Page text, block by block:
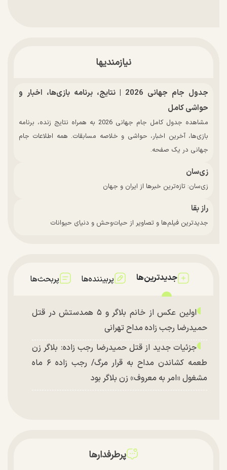
نیازمندیها
جدول جام جهانی 2026 | نتایج، برنامه بازی‌ها، اخبار و
حواشی کامل
مشاهده جدول کامل جام جهانی 2026 به همراه نتایج زنده، برنامه
بازی‌ها، آخرین اخبار، حواشی و خلاصه مسابقات. همه اطلاعات جام
جهانی در یک صفحه.
زی‌سان
زی‌سان: تازه‌ترین خبرها از ایران و جهان
راز بقا
جدیدترین فیلم‌ها و تصاویر از حیات‌وحش و دنیای حیوانات
جدیدترین‌ها پربیننده‌ها پربحث‌ها
اولین عکس از خانم بلاگر و ۵ همدستش در قتل
حمیدرضا رجب زاده مداح تهرانی
جزئیات جدید از قتل حمیدرضا رجب زاده: بلاگر زن
طعمه کشاندن مداح به قرار مرگ/ رجب زاده ۶ ماه
مشغول «امر به معروف» زن بلاگر بود
پرطرفدارها